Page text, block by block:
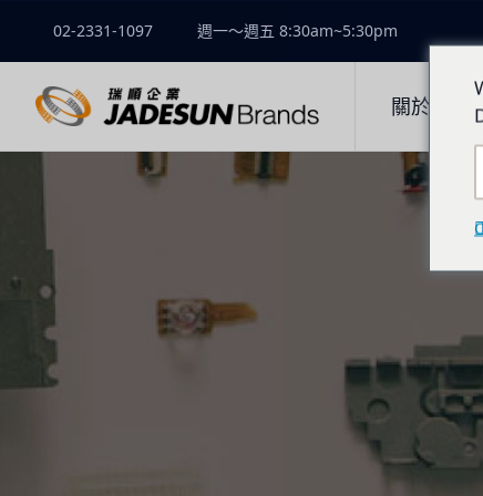
02-2331-1097 週一～週五 8:30am~5:30pm
關於瑞順